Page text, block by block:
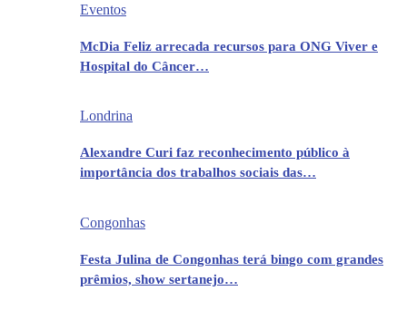
Eventos
McDia Feliz arrecada recursos para ONG Viver e
Hospital do Câncer…
Londrina
Alexandre Curi faz reconhecimento público à
importância dos trabalhos sociais das…
Congonhas
Festa Julina de Congonhas terá bingo com grandes
prêmios, show sertanejo…